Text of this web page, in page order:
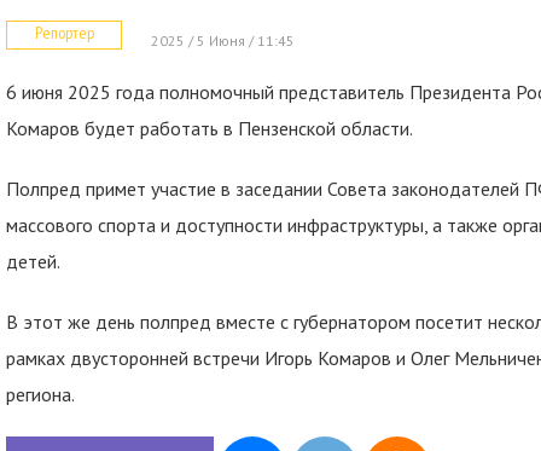
Репортер 2025 / 5 Июня / 11:45
6 июня 2025 года полномочный представитель Президента
Комаров будет работать в Пензенской области.
Полпред примет участие в заседании Совета законодателей
массового спорта и доступности инфраструктуры, а также
детей.
В этот же день полпред вместе с губернатором посетит
рамках двусторонней встречи Игорь Комаров и Олег
региона.